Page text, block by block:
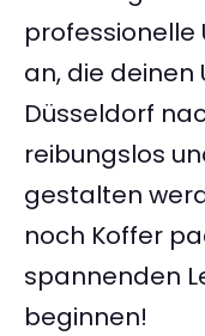
professionelle
an, die
Düsseldorf
reibungslos
gestalten
noch Koffer
spannenden
beginnen!